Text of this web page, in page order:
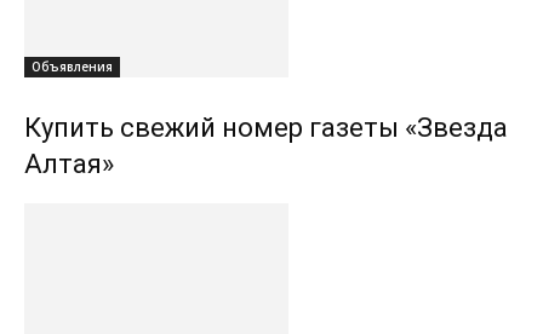
Объявления
Купить свежий номер газеты «Звезда
Алтая»